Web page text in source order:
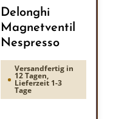
Delonghi
Magnetventil
Nespresso
Versandfertig in
12 Tagen,
Lieferzeit 1-3
Tage